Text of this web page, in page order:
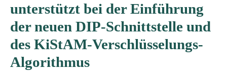
unterstützt bei der Einführung
der neuen DIP-Schnittstelle und
des KiStAM-Verschlüsselungs-
Algorithmus